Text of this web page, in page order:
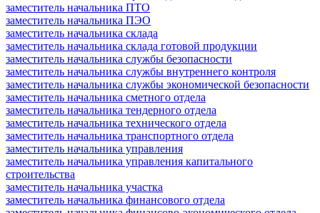
заместитель начальника ПТО
заместитель начальника ПЭО
заместитель начальника склада
заместитель начальника склада готовой продукции
заместитель начальника службы безопасности
заместитель начальника службы внутреннего контроля
заместитель начальника службы экономической безопасности
заместитель начальника сметного отдела
заместитель начальника тендерного отдела
заместитель начальника технического отдела
заместитель начальника транспортного отдела
заместитель начальника управления
заместитель начальника управления капитального
строительства
заместитель начальника участка
заместитель начальника финансового отдела